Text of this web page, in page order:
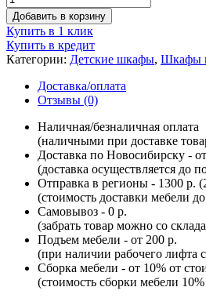
Добавить в корзину
Купить в 1 клик
Купить в кредит
Категории: Детские шкафы, Шкафы
Доставка/оплата
Отзывы (0)
Наличная/безналичная оплата
(наличными при доставке
Доставка по Новосибирску -
(доставка осуществляется до
Отправка в регионы - 1300 р.
(стоимость доставки мебели
Самовывоз - 0 р.
(забрать товар можно со
Подъем мебели - от 200 р.
(при наличии рабочего лифта
Сборка мебели - от 10% от
(стоимость сборки мебели